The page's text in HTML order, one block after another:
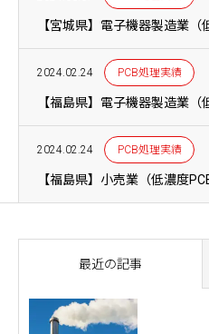
【宮城県】電子機器製造業（
2024.02.24 PCB処理実績
【福島県】電子機器製造業（
2024.02.24 PCB処理実績
【福島県】小売業（低濃度
最近の記事